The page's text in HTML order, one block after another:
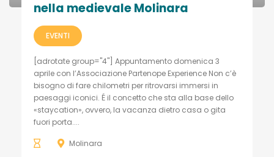
nella medievale Molinara
EVENTI
[adrotate group="4"] Appuntamento domenica 3
aprile con l’Associazione Partenope Experience Non c’è
bisogno di fare chilometri per ritrovarsi immersi in
paesaggi iconici. É il concetto che sta alla base dello
«staycation», ovvero, la vacanza dietro casa o gita
fuori porta....
Molinara